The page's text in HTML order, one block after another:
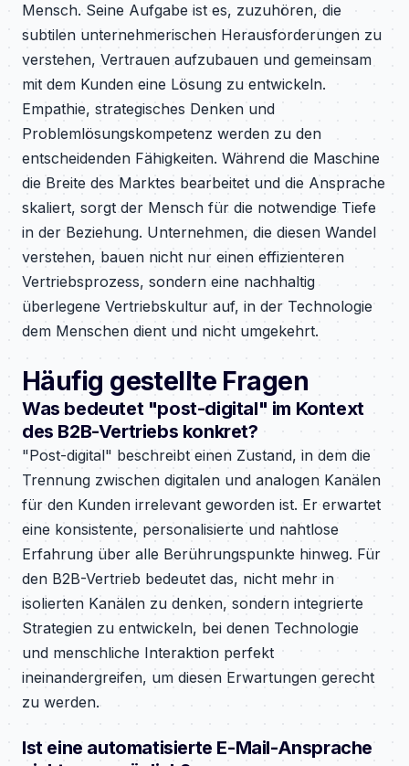
Mensch. Seine Aufgabe ist es, zuzuhören, die
subtilen unternehmerischen Herausforderungen zu
verstehen, Vertrauen aufzubauen und gemeinsam
mit dem Kunden eine Lösung zu entwickeln.
Empathie, strategisches Denken und
Problemlösungskompetenz werden zu den
entscheidenden Fähigkeiten. Während die Maschine
die Breite des Marktes bearbeitet und die Ansprache
skaliert, sorgt der Mensch für die notwendige Tiefe
in der Beziehung. Unternehmen, die diesen Wandel
verstehen, bauen nicht nur einen effizienteren
Vertriebsprozess, sondern eine nachhaltig
überlegene Vertriebskultur auf, in der Technologie
dem Menschen dient und nicht umgekehrt.
Häufig gestellte Fragen
Was bedeutet "post-digital" im Kontext
des B2B-Vertriebs konkret?
"Post-digital" beschreibt einen Zustand, in dem die
Trennung zwischen digitalen und analogen Kanälen
für den Kunden irrelevant geworden ist. Er erwartet
eine konsistente, personalisierte und nahtlose
Erfahrung über alle Berührungspunkte hinweg. Für
den B2B-Vertrieb bedeutet das, nicht mehr in
isolierten Kanälen zu denken, sondern integrierte
Strategien zu entwickeln, bei denen Technologie
und menschliche Interaktion perfekt
ineinandergreifen, um diesen Erwartungen gerecht
zu werden.
Ist eine automatisierte E-Mail-Ansprache